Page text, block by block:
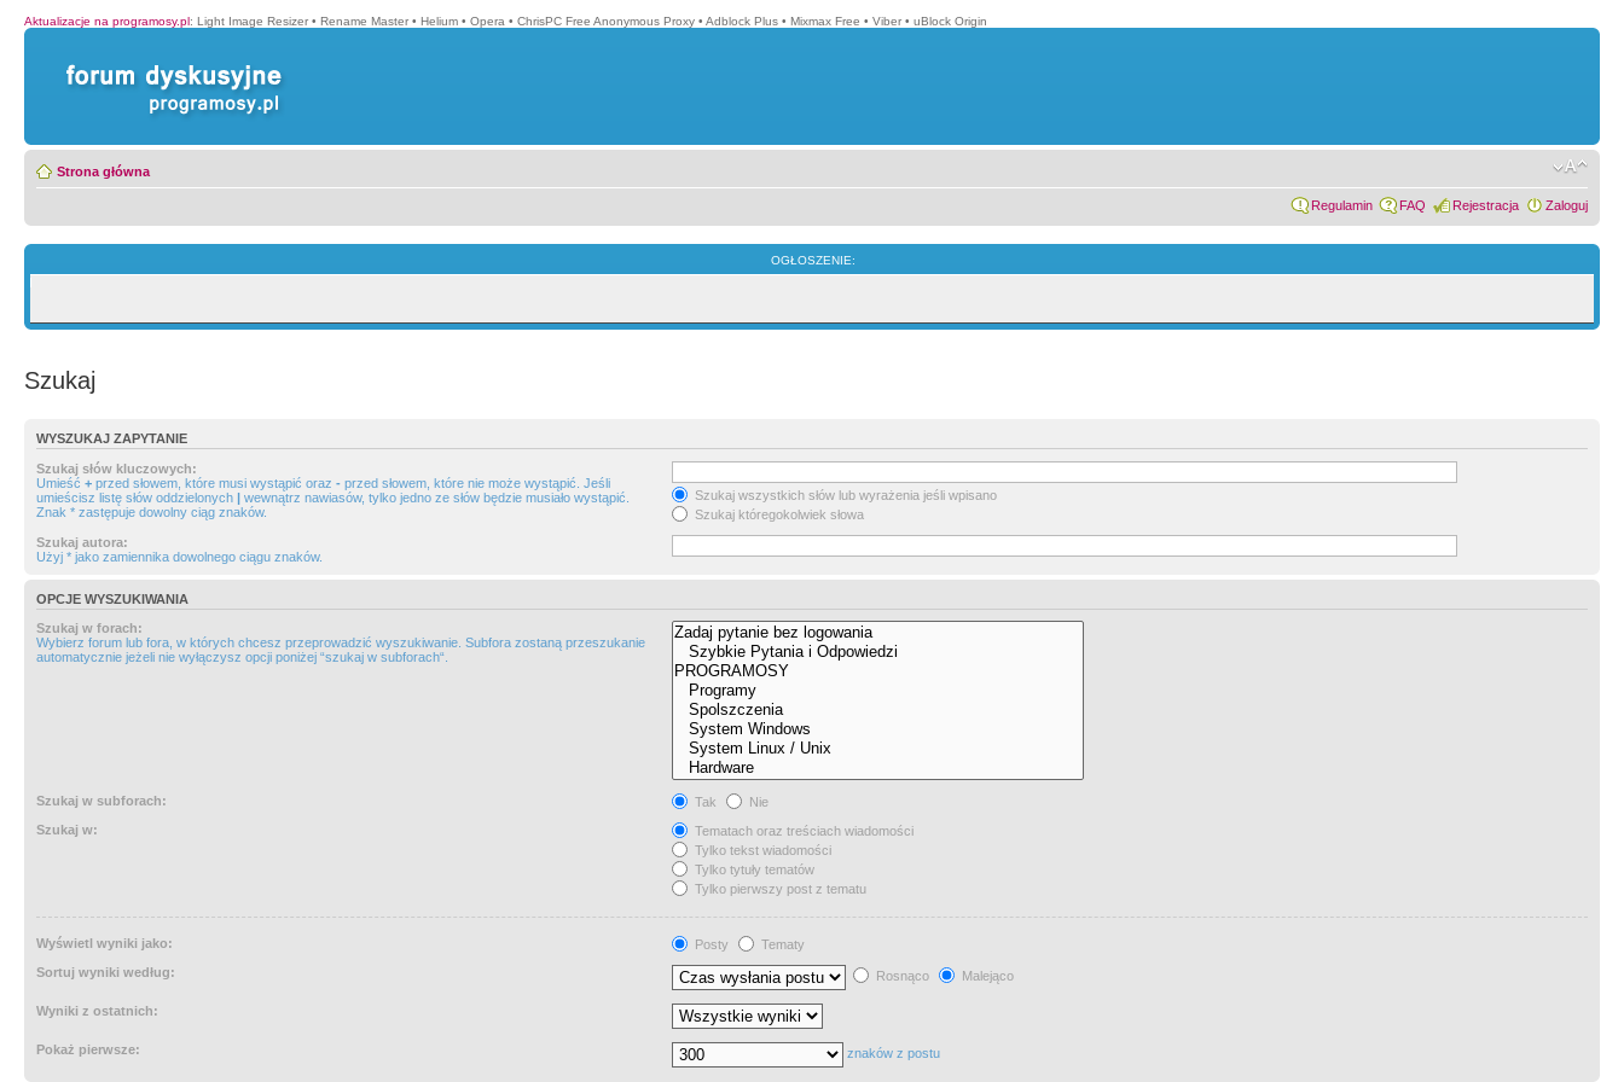
Aktualizacje na programosy.pl: Light Image Resizer • Rename Master • Helium • Opera • ChrisPC Free Anonymous Proxy • Adblock Plus • Mixmax Free • Viber • uBlock Origin
Strona główna
Regulamin FAQ Rejestracja Zaloguj
OGŁOSZENIE:
Szukaj
WYSZUKAJ ZAPYTANIE
Szukaj słów kluczowych:
Umieść + przed słowem, które musi wystąpić oraz - przed słowem, które nie może wystąpić. Jeśli
umieścisz listę słów oddzielonych | wewnątrz nawiasów, tylko jedno ze słów będzie musiało wystąpić.
Znak * zastępuje dowolny ciąg znaków.
Szukaj wszystkich słów lub wyrażenia jeśli wpisano
Szukaj któregokolwiek słowa
Szukaj autora:
Użyj * jako zamiennika dowolnego ciągu znaków.
OPCJE WYSZUKIWANIA
Szukaj w forach:
Wybierz forum lub fora, w których chcesz przeprowadzić wyszukiwanie. Subfora zostaną przeszukanie
automatycznie jeżeli nie wyłączysz opcji poniżej “szukaj w subforach“.
Szukaj w subforach: Tak
Nie
Szukaj w:
Tematach oraz treściach wiadomości
Tylko tekst wiadomości
Tylko tytuły tematów
Tylko pierwszy post z tematu
Wyświetl wyniki jako: Posty
Tematy
Sortuj wyniki według:
Rosnąco Malejąco
Wyniki z ostatnich:
Pokaż pierwsze: znaków z postu